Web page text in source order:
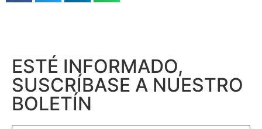
ESTÉ INFORMADO,
SUSCRÍBASE A NUESTRO
BOLETÍN